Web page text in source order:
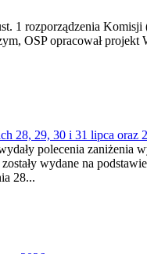
1 rozporządzenia
OSP opracował
28, 29, 30 i 31 lipca oraz
polecenia zaniżenia
wydane na
28...